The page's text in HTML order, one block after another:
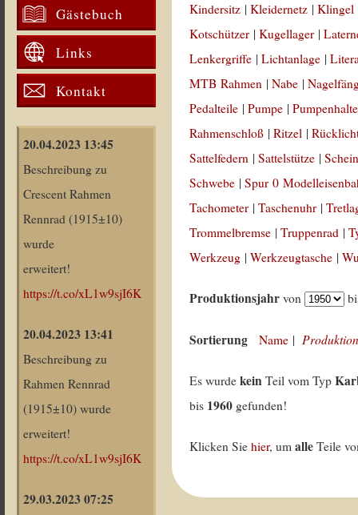
Gästebuch
Links
Kontakt
20.04.2023 13:45
Beschreibung zu
Crescent Rahmen
Rennrad (1915±10)
wurde
erweitert!
https://t.co/xL1w9sjI6K
20.04.2023 13:41
Beschreibung zu
Rahmen Rennrad
(1915±10) wurde
erweitert!
https://t.co/xL1w9sjI6K
29.03.2023 07:25
Kindersitz |Kleidernetz |Klingel
Kotschützer |Kugellager |
Lenkergriffe |Lichtanlage |
MTB Rahmen |Nabe |
Pedalteile |Pumpe |
Rahmenschloß |Ritzel |
Sattelfedern |Sattelstütze |
Schwebe |Spur 0
Tachometer |Taschenuhr |
Trommelbremse |Truppenrad |
Werkzeug |Werkzeugtasche |
Produktionsjahr von
Sortierung Name |
Es wurdekein Teil vom Typ
bis 1960 gefunden!
Klicken Siehier, umalle Teile